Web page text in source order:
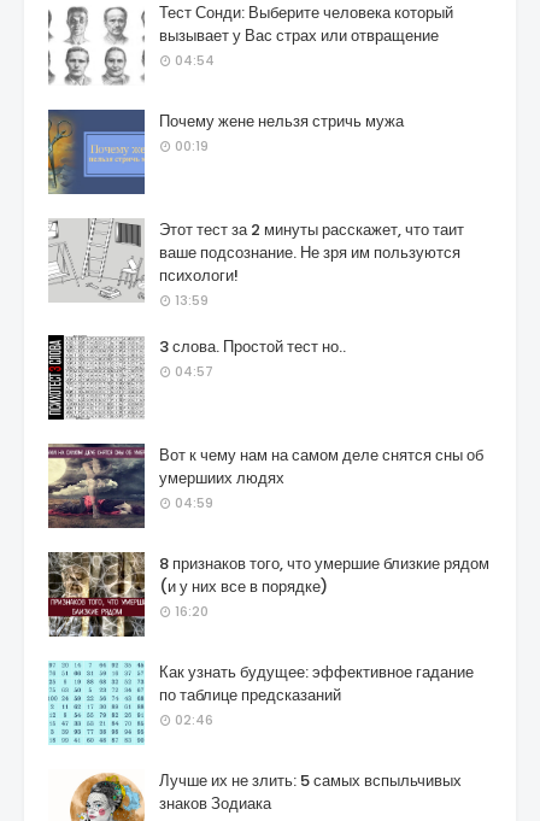
Тест Сонди: Выберите человека который
вызывает у Вас страх или отвращение
04:54
Почему жене нельзя стричь мужа
00:19
Этот тест за 2 минуты расскажет, что таит
ваше подсознание. Не зря им пользуются
психологи!
13:59
3 слова. Простой тест но..
04:57
Вот к чему нам на самом деле снятся сны об
умершиих людях
04:59
8 признаков того, что умершие близкие рядом
(и у них все в порядке)
16:20
Как узнать будущее: эффективное гадание
по таблице предсказаний
02:46
Лучше их не злить: 5 самых вспыльчивых
знаков Зодиака